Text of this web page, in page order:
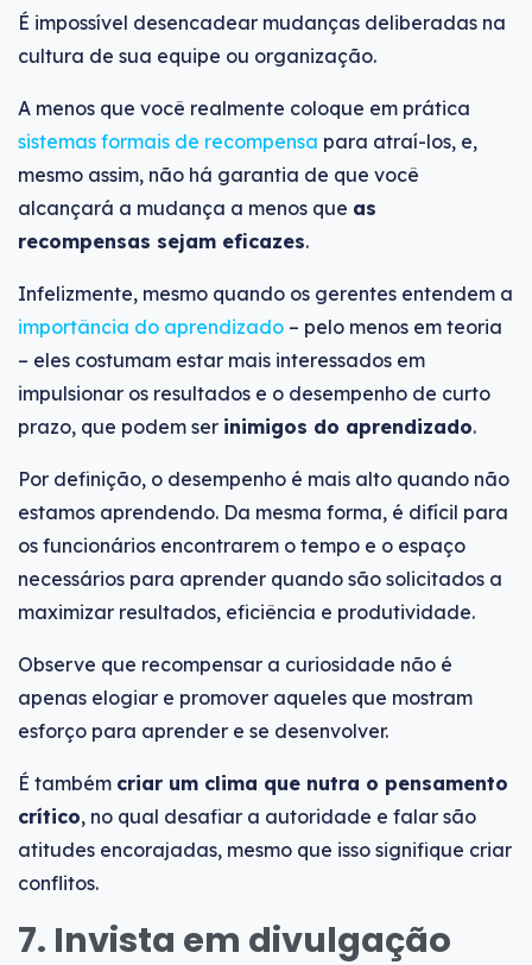
É impossível desencadear mudanças deliberadas na
cultura de sua equipe ou organização.
A menos que você realmente coloque em prática
sistemas formais de recompensa para atraí-los, e,
mesmo assim, não há garantia de que você
alcançará a mudança a menos que as
recompensas sejam eficazes.
Infelizmente, mesmo quando os gerentes entendem a
importância do aprendizado – pelo menos em teoria
– eles costumam estar mais interessados ​​em
impulsionar os resultados e o desempenho de curto
prazo, que podem ser inimigos do aprendizado.
Por definição, o desempenho é mais alto quando não
estamos aprendendo. Da mesma forma, é difícil para
os funcionários encontrarem o tempo e o espaço
necessários para aprender quando são solicitados a
maximizar resultados, eficiência e produtividade.
Observe que recompensar a curiosidade não é
apenas elogiar e promover aqueles que mostram
esforço para aprender e se desenvolver.
É também criar um clima que nutra o pensamento
crítico, no qual desafiar a autoridade e falar são
atitudes encorajadas, mesmo que isso signifique criar
conflitos.
7. Invista em divulgação